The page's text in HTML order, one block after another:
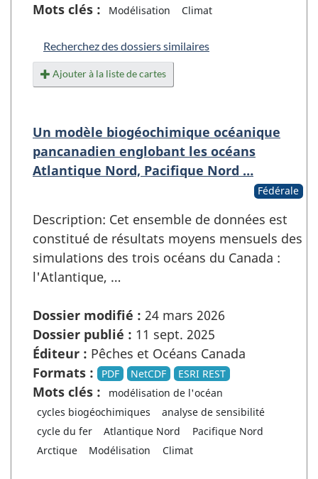
Mots clés : Modélisation Climat
Recherchez des dossiers similaires
Ajouter à la liste de cartes
Un modèle biogéochimique océanique
pancanadien englobant les océans
Atlantique Nord, Pacifique Nord …
Fédérale
Description: Cet ensemble de données est
constitué de résultats moyens mensuels des
simulations des trois océans du Canada :
l'Atlantique, …
Dossier modifié : 24 mars 2026
Dossier publié : 11 sept. 2025
Éditeur : Pêches et Océans Canada
Formats :
PDF NetCDF ESRI REST
Mots clés :
modélisation de l'océan
cycles biogéochimiques
analyse de sensibilité
cycle du fer
Atlantique Nord
Pacifique Nord
Arctique
Modélisation Climat